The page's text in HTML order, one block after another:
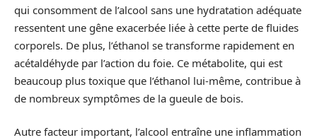
qui consomment de l’alcool sans une hydratation adéquate
ressentent une gêne exacerbée liée à cette perte de fluides
corporels. De plus, l’éthanol se transforme rapidement en
acétaldéhyde par l’action du foie. Ce métabolite, qui est
beaucoup plus toxique que l’éthanol lui-même, contribue à
de nombreux symptômes de la gueule de bois.
Autre facteur important, l’alcool entraîne une inflammation